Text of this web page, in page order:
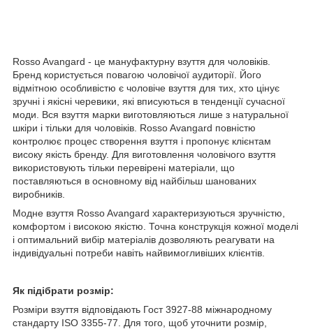
Rosso Avangard - це мануфактурну взуття для чоловіків.
Бренд користується повагою чоловічої аудиторії. Його
відмітною особливістю є чоловіче взуття для тих, хто цінує
зручні і якісні черевики, які вписуються в тенденції сучасної
моди. Вся взуття марки виготовляються лише з натуральної
шкіри і тільки для чоловіків. Rosso Avangard повністю
контролює процес створення взуття і пропонує клієнтам
високу якість бренду. Для виготовлення чоловічого взуття
використовують тільки перевірені матеріали, що
поставляються в основному від найбільш шанованих
виробників.
Модне взуття Rosso Avangard характеризуються зручністю,
комфортом і високою якістю. Точна конструкція кожної моделі
і оптимальний вибір матеріалів дозволяють реагувати на
індивідуальні потреби навіть найвимогливіших клієнтів.
Як підібрати розмір:
Розміри взуття відповідають Гост 3927-88 міжнародному
стандарту ISO 3355-77. Для того, щоб уточнити розмір,